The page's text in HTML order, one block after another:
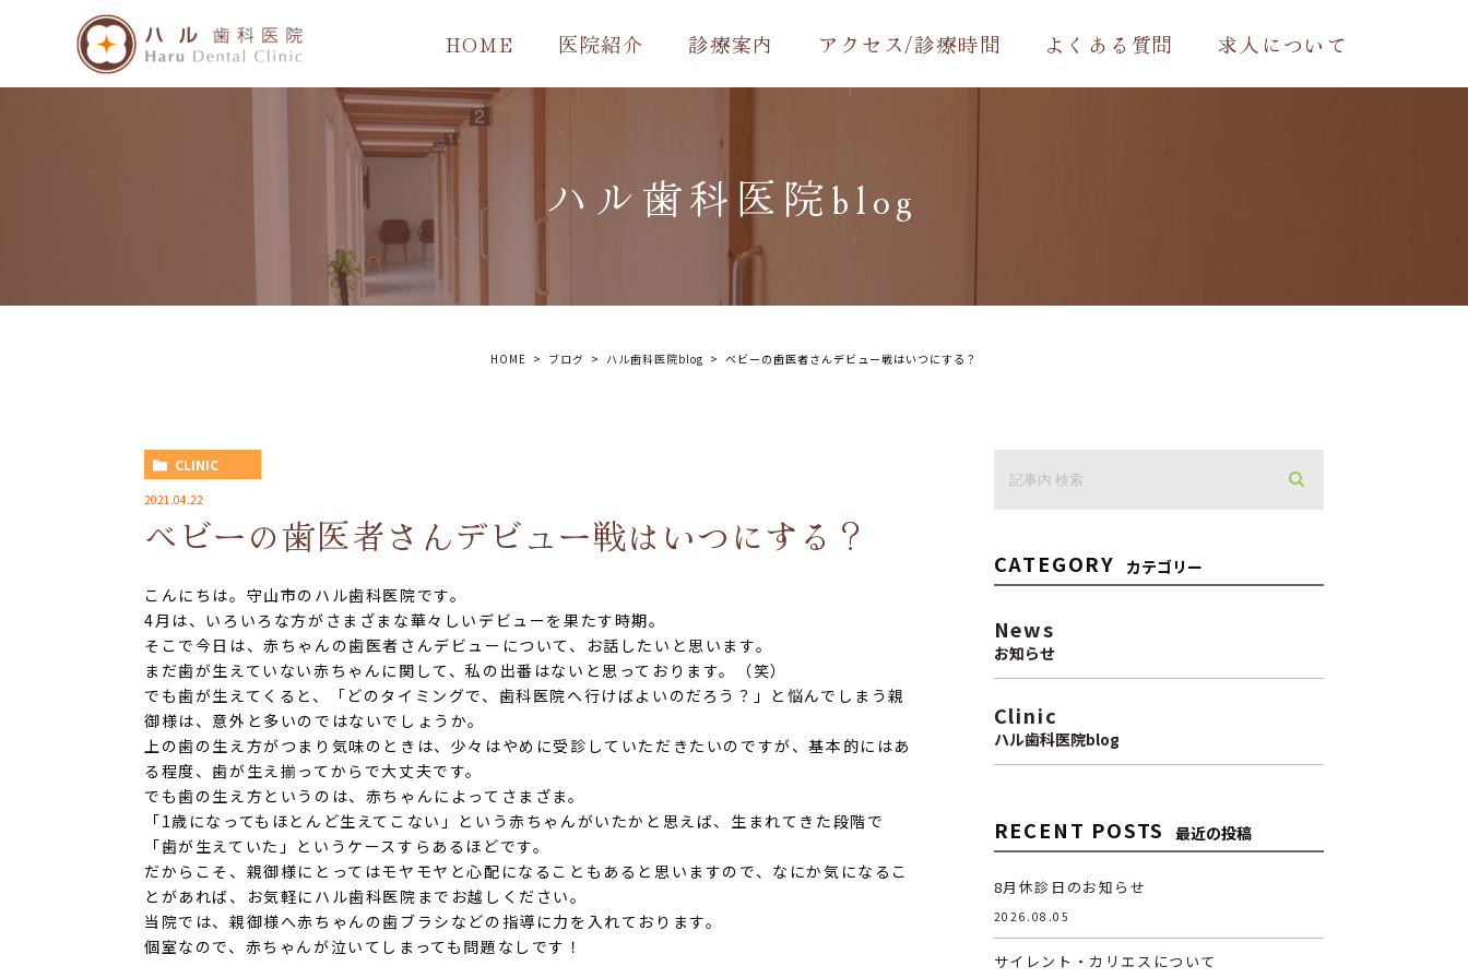
HOME 医院紹介 診療案内 アクセス/診療時間 よくある質問 求人について
ハル歯科医院blog
HOME ブログ ハル歯科医院blog ベビーの歯医者さんデビュー戦はいつにする？
CLINIC
2021.04.22
ベビーの歯医者さんデビュー戦はいつにする？
こんにちは。守山市のハル歯科医院です。
4月は、いろいろな方がさまざまな華々しいデビューを果たす時期。
そこで今日は、赤ちゃんの歯医者さんデビューについて、お話したいと思います。
まだ歯が生えていない赤ちゃんに関して、私の出番はないと思っております。（笑）
でも歯が生えてくると、「どのタイミングで、歯科医院へ行けばよいのだろう？」と悩んでしまう親
御様は、意外と多いのではないでしょうか。
上の歯の生え方がつまり気味のときは、少々はやめに受診していただきたいのですが、基本的にはあ
る程度、歯が生え揃ってからで大丈夫です。
でも歯の生え方というのは、赤ちゃんによってさまざま。
「1歳になってもほとんど生えてこない」という赤ちゃんがいたかと思えば、生まれてきた段階で
「歯が生えていた」というケースすらあるほどです。
だからこそ、親御様にとってはモヤモヤと心配になることもあると思いますので、なにか気になるこ
とがあれば、お気軽にハル歯科医院までお越しください。
当院では、親御様へ赤ちゃんの歯ブラシなどの指導に力を入れております。
個室なので、赤ちゃんが泣いてしまっても問題なしです！
CATEGORY カテゴリー
News
お知らせ
Clinic
ハル歯科医院blog
RECENT POSTS 最近の投稿
8月休診日のお知らせ
2026.08.05
サイレント・カリエスについて